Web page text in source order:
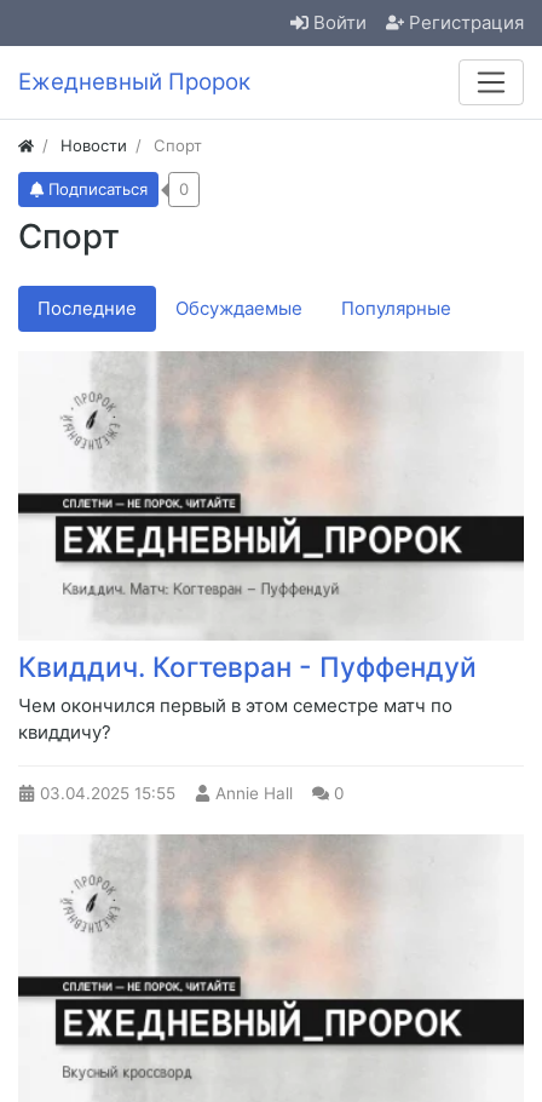
Войти Регистрация
Ежедневный Пророк
Новости Спорт
Спорт
Подписаться 0
Последние Обсуждаемые Популярные
Квиддич. Когтевран - Пуффендуй
Чем окончился первый в этом семестре матч по
квиддичу?
03.04.2025 15:55 Annie Hall 0